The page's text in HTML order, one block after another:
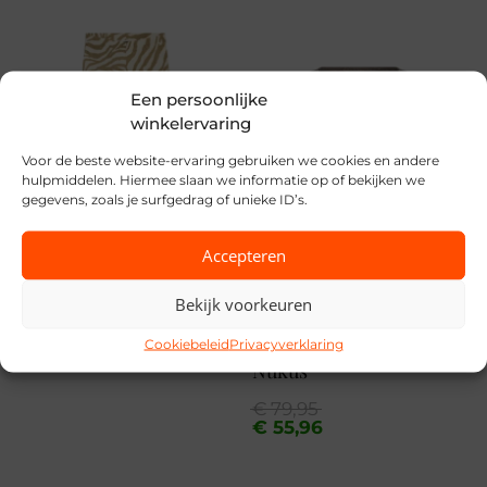
Een persoonlijke
winkelervaring
Voor de beste website-ervaring gebruiken we cookies en andere
hulpmiddelen. Hiermee slaan we informatie op of bekijken we
gegevens, zoals je surfgedrag of unieke ID’s.
Accepteren
Bekijk voorkeuren
CookiebeleidPrivacyverklaring
Red Button
Seizoen
MPN
179L31
Nukus
€79,95
Oorspronkelijke
prijs
€ 55,96
Huidige
prijs